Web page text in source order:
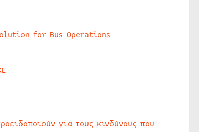
for Bus Operations
για τους κινδύνους που